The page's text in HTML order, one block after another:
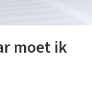
moet ik